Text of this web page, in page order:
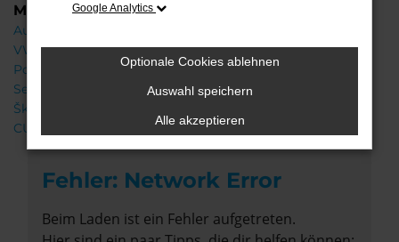
Marken
Audi
VW
Porsche
Seat
Škoda
CUPRA
Fehler: Network Error
Beim Laden ist ein Fehler aufgetreten.
Google Analytics
Optionale Cookies ablehnen
Auswahl speichern
Alle akzeptieren